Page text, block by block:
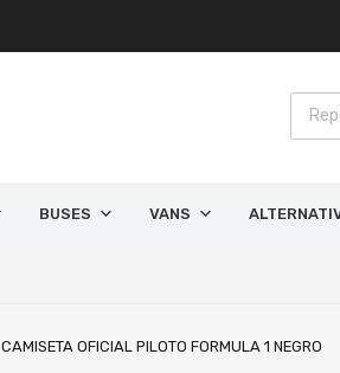
BUSES VANS
CAMISETA OFICIAL PILOTO FORMULA 1 NEGRO